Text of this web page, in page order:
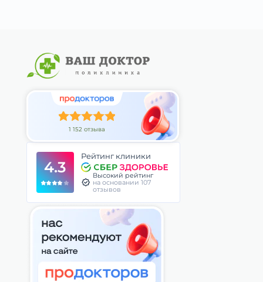
1 152 отзыва
4.3
Рейтинг клиники
Высокий рейтинг
на основании 107
отзывов